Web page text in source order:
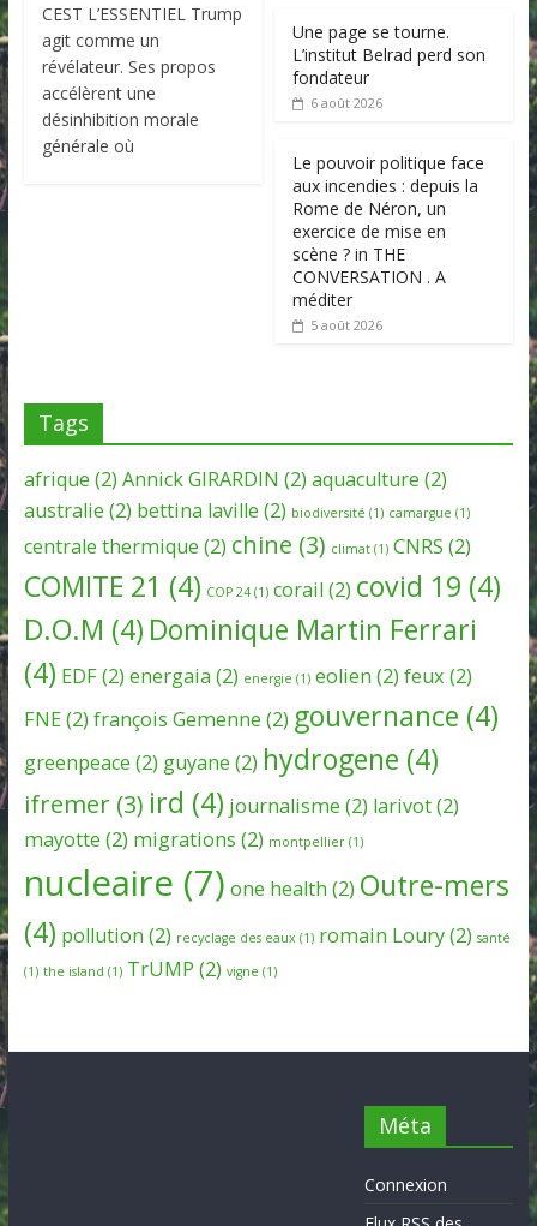
CEST L’ESSENTIEL Trump
agit comme un
révélateur. Ses propos
accélèrent une
désinhibition morale
générale où
Une page se tourne.
L’institut Belrad perd son
fondateur
6 août 2026
Le pouvoir politique face
aux incendies : depuis la
Rome de Néron, un
exercice de mise en
scène ? in THE
CONVERSATION . A
méditer
5 août 2026
Tags
afrique (2) Annick GIRARDIN (2) aquaculture (2)
australie (2) bettina laville (2) biodiversité (1) camargue (1)
centrale thermique (2) chine (3) climat(1) CNRS (2)
COMITE 21 (4) COP 24(1) corail (2) covid 19 (4)
D.O.M (4) Dominique Martin Ferrari
(4) EDF(2) energaia (2) energie (1) eolien (2) feux (2)
FNE(2) françois Gemenne (2) gouvernance (4)
greenpeace (2) guyane (2) hydrogene (4)
ifremer(3) ird (4) journalisme (2) larivot(2)
mayotte (2) migrations (2) montpellier(1)
nucleaire (7) one health (2) Outre-mers
(4) pollution (2) recyclage des eaux (1) romain Loury(2) santé
(1) the island (1) TrUMP (2) vigne (1)
Méta
Connexion